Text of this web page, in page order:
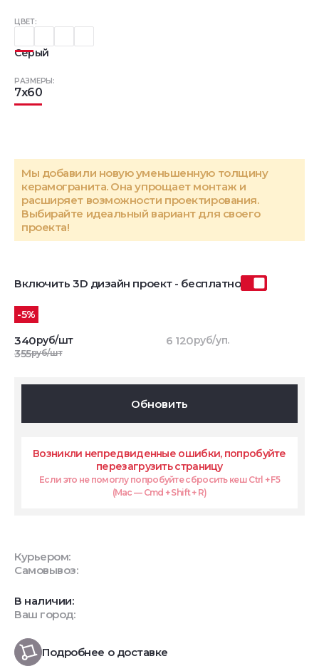
ЦВЕТ:
Серый
РАЗМЕРЫ:
7x60
Мы добавили новую уменьшенную толщину
керамогранита. Она упрощает монтаж и
расширяет возможности проектирования.
Выбирайте идеальный вариант для своего
проекта!
Включить 3D дизайн проект - бесплатно
-5%
340руб/шт
355руб/шт
6 120руб/уп.
Обновить
Возникли непредвиденные ошибки, попробуйте
перезагрузить страницу
Если это не помоглу попробуйте сбросить кеш Ctrl + F5
(Mac — Cmd + Shift + R)
Курьером:
Самовывоз:
В наличии:
Ваш город:
Подробнее о доставке